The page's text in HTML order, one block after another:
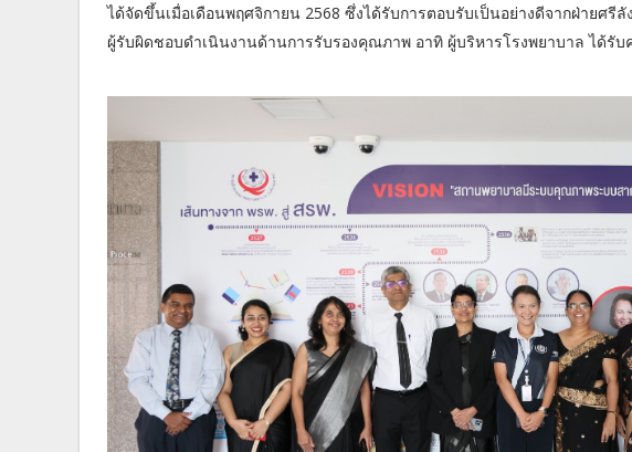
ได้จัดขึ้นเมื่อเดือนพฤศจิกายน 2568 ซึ่งได้รับการตอบรับเป็นอย่างดีจากฝ่ายศรี
ผู้รับผิดชอบดำเนินงานด้านการรับรองคุณภาพ อาทิ ผู้บริหารโรงพยาบาล ได้รั